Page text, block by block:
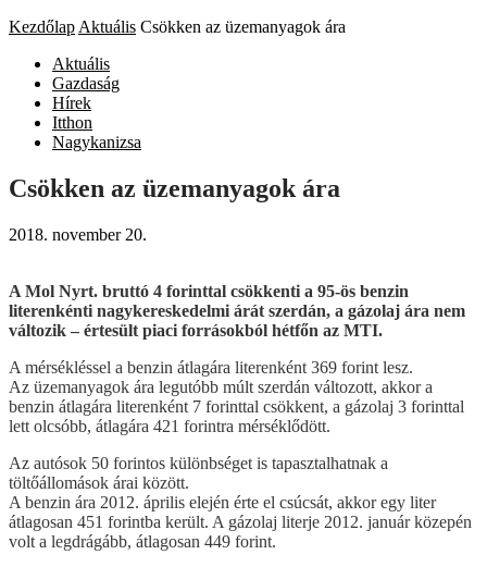
Kezdőlap Aktuális Csökken az üzemanyagok ára
Aktuális
Gazdaság
Hírek
Itthon
Nagykanizsa
Csökken az üzemanyagok ára
2018. november 20.
A Mol Nyrt. bruttó 4 forinttal csökkenti a 95-ös benzin
literenkénti nagykereskedelmi árát szerdán, a gázolaj ára nem
változik – értesült piaci forrásokból hétfőn az MTI.
A mérsékléssel a benzin átlagára literenként 369 forint lesz.
Az üzemanyagok ára legutóbb múlt szerdán változott, akkor a
benzin átlagára literenként 7 forinttal csökkent, a gázolaj 3 forinttal
lett olcsóbb, átlagára 421 forintra mérséklődött.
Az autósok 50 forintos különbséget is tapasztalhatnak a
töltőállomások árai között.
A benzin ára 2012. április elején érte el csúcsát, akkor egy liter
átlagosan 451 forintba került. A gázolaj literje 2012. január közepén
volt a legdrágább, átlagosan 449 forint.